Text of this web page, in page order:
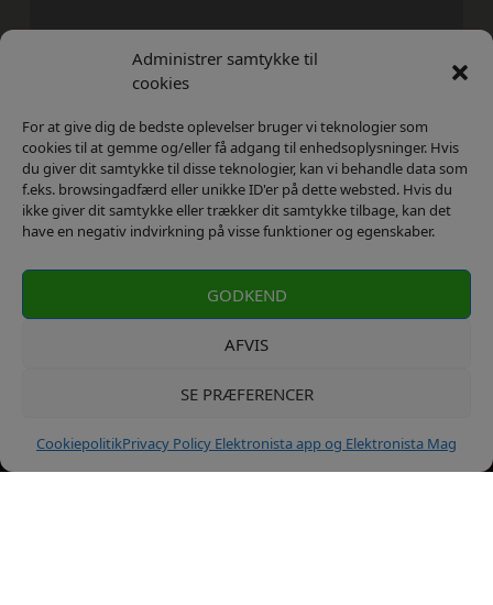
Administrer samtykke til
cookies
For at give dig de bedste oplevelser bruger vi teknologier som
cookies til at gemme og/eller få adgang til enhedsoplysninger. Hvis
du giver dit samtykke til disse teknologier, kan vi behandle data som
f.eks. browsingadfærd eller unikke ID'er på dette websted. Hvis du
ikke giver dit samtykke eller trækker dit samtykke tilbage, kan det
have en negativ indvirkning på visse funktioner og egenskaber.
GODKEND
AFVIS
SE PRÆFERENCER
CookiepolitikPrivacy Policy Elektronista app og Elektronista Mag
Privatlivs Politik